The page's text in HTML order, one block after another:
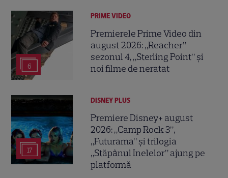
6
PRIME VIDEO
Premierele Prime Video din
august 2026: „Reacher”
sezonul 4, „Sterling Point” și
noi filme de neratat
17
DISNEY PLUS
Premiere Disney+ august
2026: „Camp Rock 3”,
„Futurama” și trilogia
„Stăpânul Inelelor” ajung pe
platformă